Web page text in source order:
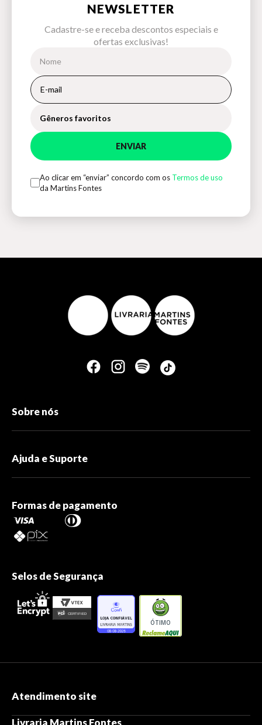
NEWSLETTER
Cadastre-se e receba descontos especiais e
ofertas exclusivas!
Gêneros favoritos
ENVIAR
Ao clicar em “enviar” concordo com os Termos de uso
da Martins Fontes
Sobre nós
Ajuda e Suporte
Formas de pagamento
Selos de Segurança
ÓTIMO
Atendimento site
Livraria Martins Fontes